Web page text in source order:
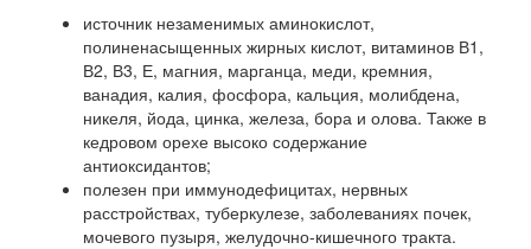
источник незаменимых аминокислот,
полиненасыщенных жирных кислот, витаминов В1,
В2, В3, Е, магния, марганца, меди, кремния,
ванадия, калия, фосфора, кальция, молибдена,
никеля, йода, цинка, железа, бора и олова. Также в
кедровом орехе высоко содержание
антиоксидантов;
полезен при иммунодефицитах, нервных
расстройствах, туберкулезе, заболеваниях почек,
мочевого пузыря, желудочно-кишечного тракта.